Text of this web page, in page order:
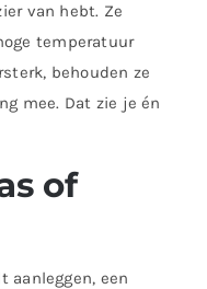
van hebt. Ze
temperatuur
behouden ze
mee. Dat zie je én
of
aanleggen, een